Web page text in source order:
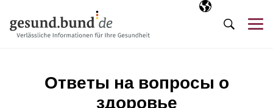
Выбранный
RU
Поиск
Ответы на вопросы о
здоровье